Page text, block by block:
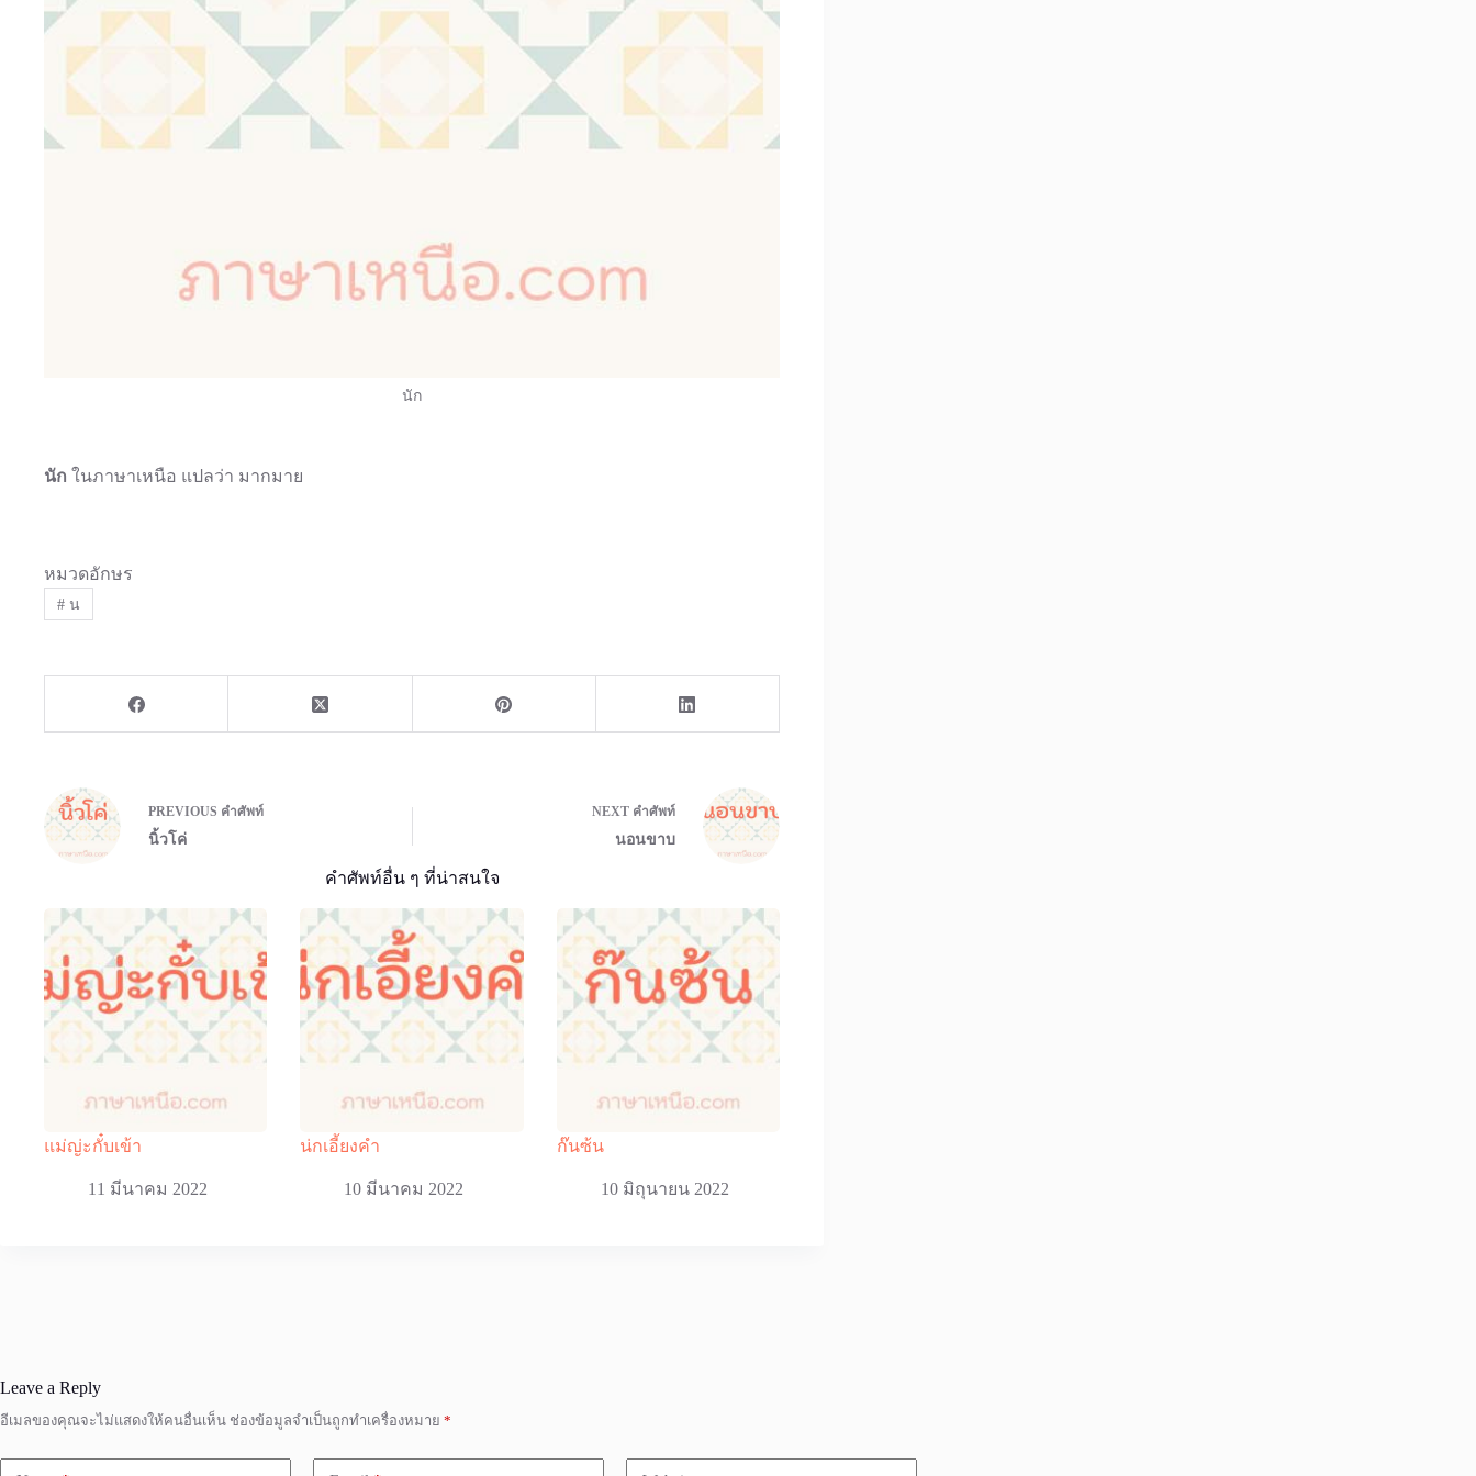
นัก
นัก ในภาษาเหนือ แปลว่า มากมาย
หมวดอักษร
#น
PREVIOUS คำศัพท์
นิ้วโค่
NEXT คำศัพท์
นอนขาบ
คำศัพท์อื่น ๆ ที่น่าสนใจ
แม่ญ่ะกั๋บเข้า
11 มีนาคม 2022
น่กเอี้ยงคำ
10 มีนาคม 2022
ก๊นซ้น
10 มิถุนายน 2022
Leave a Reply
อีเมลของคุณจะไม่แสดงให้คนอื่นเห็น ช่องข้อมูลจำเป็นถูกทำเครื่องหมาย *